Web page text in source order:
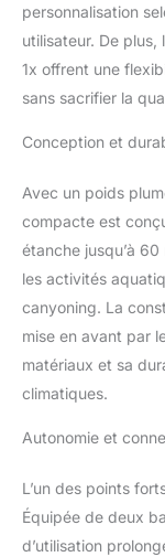
personnalisation
utilisateur. De
1x offrent une
sans sacrifier la
Conception et
Avec un poids
compacte est
étanche jusqu’à
les activités
canyoning. La
mise en avant par
matériaux et sa
climatiques.
Autonomie et
L’un des points
Équipée de deux
d’utilisation